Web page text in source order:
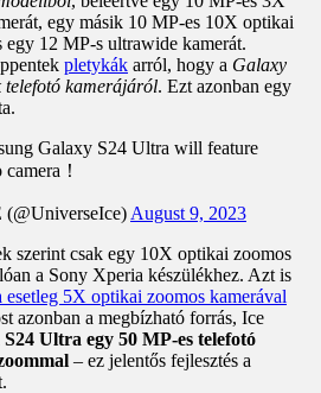
egy másik 10 MP-es 10X optikai
egy 12 MP-s ultrawide kamerát.
pletykák arról, hogy a Galaxy
kamerájáról. Ezt azonban egy
Galaxy S24 Ultra will feature
！
August 9, 2023
szerint csak egy 10X optikai zoomos
a Sony Xperia készülékhez. Azt is
esetleg 5X optikai zoomos kamerával
azonban a megbízható forrás, Ice
S24 Ultra egy 50 MP-es telefotó
– ez jelentős fejlesztés a